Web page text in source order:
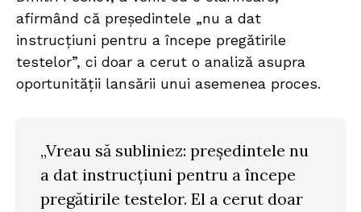
afirmând că președintele „nu a dat
instrucțiuni pentru a începe pregătirile
testelor”, ci doar a cerut o analiză asupra
oportunității lansării unui asemenea proces.
„Vreau să subliniez: președintele nu
a dat instrucțiuni pentru a începe
pregătirile testelor. El a cerut doar